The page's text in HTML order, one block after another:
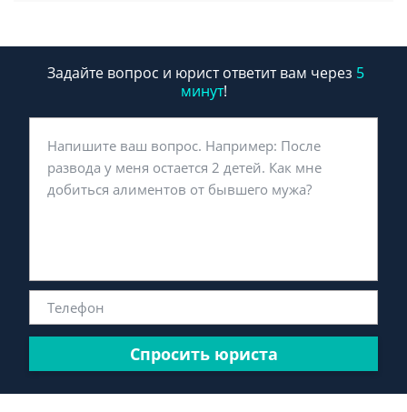
Задайте вопрос и юрист ответит вам через 5
минут!
Спросить юриста